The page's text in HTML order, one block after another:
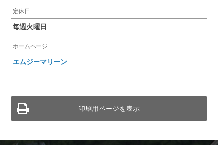
定休日
毎週火曜日
ホームページ
エムジーマリーン
印刷用ページを表示